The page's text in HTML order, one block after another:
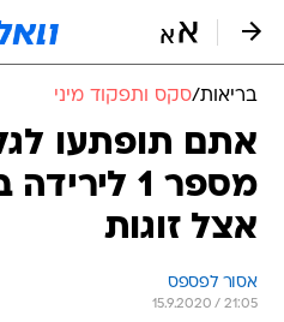
בריאות/סקס ותפקוד מיני
אתם תופתעו
מספר 1
אצל זוגות
אסור לפספס
15.9.2020 / 21:05